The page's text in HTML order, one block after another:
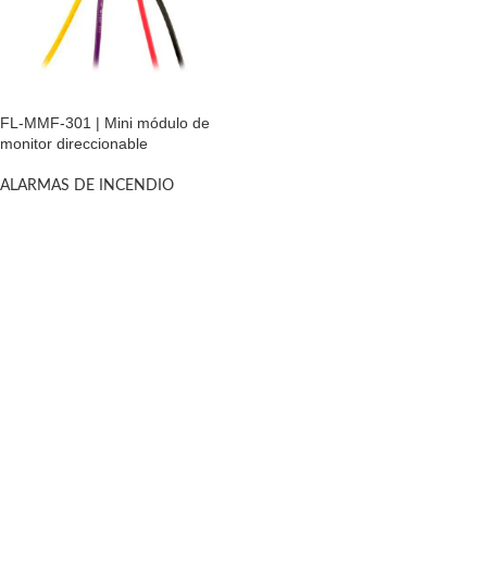
FL-MMF-301 | Mini módulo de
monitor direccionable
ALARMAS DE INCENDIO